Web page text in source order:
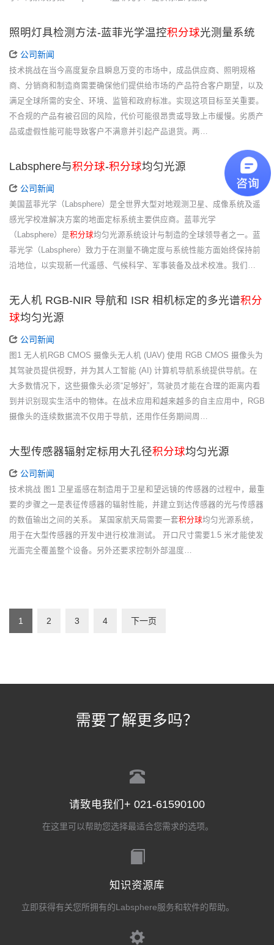
照明灯具检测方法-蓝菲光学温控积分球光测量系统
公司新闻
技术挑战在当今高度复杂且瞬息万变的市场中，成品供应商、照明规格
商、分销商和制造商需要确保他们提供给市场的产品符合客户期望，以及
满足全球所需的安全、环境、监管和政府标准。实现这项目标至关重要。
不合规的产品有被召回的风险，代价可能很昂贵或导致上市缓慢。劣质产
品或虚假性能可能导致客户不满意并引起产品退货。两…
Labsphere与积分球-积分球均匀光源
公司新闻
美国蓝菲光学（Labsphere）是全世界大型对地观测卫星、成像系统及遥
感光学校准解决方案的地面定标系统主要供应商。蓝菲光学
（Labsphere）是积分球均匀光源系统设计与制造的全球领导者之一。蓝
菲光学（Labsphere）致力于在测量不确定度与系统性能方面始终保持前
沿地位，以实现新一代遥感、气候科学、军事装备及战术校准。我们…
无人机 RGB-NIR 导航和 ISR 相机标定的多光谱积分
球均匀光源
公司新闻
图1 无人机RGB CMOS 摄像头无人机 (UAV) 使用 RGB CMOS 摄像头为
其驾驶员提供视野，并为其人工智能 (AI) 计算机导航系统提供导航。在
大多数情况下，这些摄像头必须“足够好”，驾驶员才能在合理的距离内看
到并识别现实生活中的物体。在战术应用和越来越多的自主应用中，RGB
摄像头的连续数据流不仅用于导航，还用作任务期间周…
大型传感器辐射定标用大孔径积分球均匀光源
公司新闻
技术挑战 图1 卫星遥感在制造用于卫星和望远镜的传感器的过程中，最重
要的步骤之一是表征传感器的辐射性能，并建立到达传感器的光与传感器
的数值输出之间的关系。 某国家航天局需要一套积分球均匀光源系统，
用于在大型传感器的开发中进行校准测试。 开口尺寸需要1.5 米才能使发
光面完全覆盖整个设备。另外还要求控制外部温度…
1 2 3 4 下一页
需要了解更多吗？
请致电我们+ 021-61590100
在这里可以帮助您选择最适合您需求的选项。
知识资源库
立即获得有关您所拥有的Labsphere服务和软件的帮助。